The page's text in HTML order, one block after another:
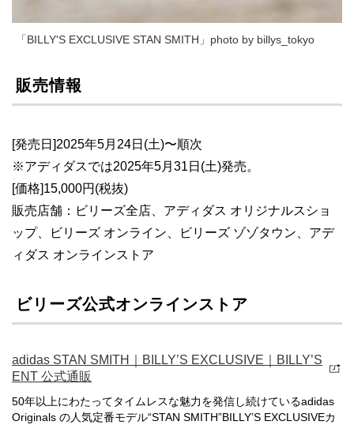
「BILLY'S EXCLUSIVE STAN SMITH」photo by billys_tokyo
販売情報
[発売日]2025年5月24日(土)〜順次
※アディダスでは2025年5月31日(土)発売。
[価格]15,000円(税抜)
販売店舗：ビリーズ全店、アディダス オリジナルスショ
ップ、ビリーズ オンライン、ビリーズ ゾゾタウン、アデ
ィダス オンラインストア
ビリーズ公式オンラインストア
adidas STAN SMITH｜BILLY’S EXCLUSIVE｜BILLY’S
ENT 公式通販
50年以上にわたってタイムレスな魅力を発信し続けているadidas
Originals の人気定番モデル“STAN SMITH”BILLY’S EXCLUSIVEカ